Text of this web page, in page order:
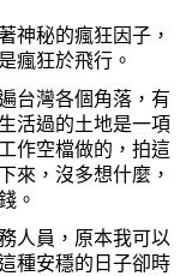
神秘的瘋狂因子，
瘋狂於飛行。
台灣各個角落，有
活過的土地是一項
作空檔做的，拍這
來，沒多想什麼，
。
人員，原本我可以
種安穩的日子卻時